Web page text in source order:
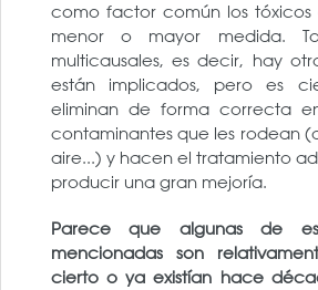
como factor común los tóxicos
menor o mayor medida.
multicausales, es decir, hay
están implicados, pero es
eliminan de forma correcta
contaminantes que les rodean
aire...) y hacen el tratamiento
producir una gran mejoría.
Parece que algunas de
mencionadas son
cierto o ya existían hace